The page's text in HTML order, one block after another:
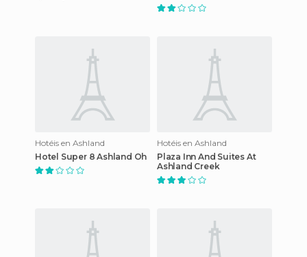
Hotéis en Ashland
Hotel Super 8 Ashland Oh
Hotéis en Ashland
Plaza Inn And Suites At
Ashland Creek